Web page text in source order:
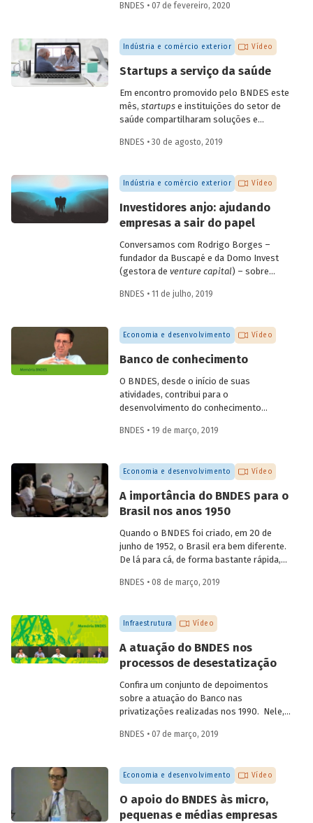
desenvolvimento (IFD), todos os artigos
reunidos em uma única seção especial do
site do Banco.
BNDES • 07 de fevereiro, 2020
Indústria e comércio exterior Vídeo
Startups a serviço da saúde
Em encontro promovido pelo BNDES este
mês, startupse instituições do setor de
saúde compartilharam soluções e
presença de mais de dez startups e de 15
e privado, incluindo hospitais, planos de
saúde, empresas farmacêuticas e
empresas de diagnóstico. Confira a seguir
as questões discutidas e vídeo com
alguns depoimentos do evento.
BNDES • 30 de agosto, 2019
Indústria e comércio exterior Vídeo
Investidores anjo: ajudando
empresas a sair do papel
Conversamos com Rodrigo Borges –
fundador da Buscapé e da Domo Invest
(gestora de venture capital) – sobre
Confira alguns destaques da entrevista e
anjo escolhem em quaisstartupsinvestir
e ajudam os empreendedores a tirar os
BNDES • 11 de julho, 2019
Economia e desenvolvimento Vídeo
Banco de conhecimento
O BNDES, desde o início de suas
atividades, contribui para o
desenvolvimento do conhecimento
reflexões internas e disponibilizando-as
produção editorial. O economista
Fernando Pimentel Puga, em depoimento
colhido pelo programa de memória do
Banco, durante as comemorações do
aniversário de 60 anos da instituição, em
2012, compartilha sua visão quanto à
atuação institucional na produção de
estudos e linhas de pesquisa.
BNDES • 19 de março, 2019
Economia e desenvolvimento Vídeo
A importância do BNDES para o
Brasil nos anos 1950
Quando o BNDES foi criado, em 20 de
junho de 1952, o Brasil era bem diferente.
De lá para cá, de forma bastante rápida,
desencadeadas ao mesmo tempo, em
o país começou a ficar moderno. Em
vídeo, dois ex-empregados do Banco que
trajetória da instituição abordam
questões que demonstram a importância
e o valor agregado pelo BNDES ao
projeto de desenvolvimento nacional.
BNDES • 08 de março, 2019
Infraestrutura Vídeo
A atuação do BNDES nos
processos de desestatização
Confira um conjunto de depoimentos
sobre a atuação do Banco nas
privatizações realizadas nos 1990. Nele,
desafios enfrentados à época e sobre os
dessas desestatizações.
BNDES • 07 de março, 2019
Economia e desenvolvimento Vídeo
O apoio do BNDES às micro,
pequenas e médias empresas